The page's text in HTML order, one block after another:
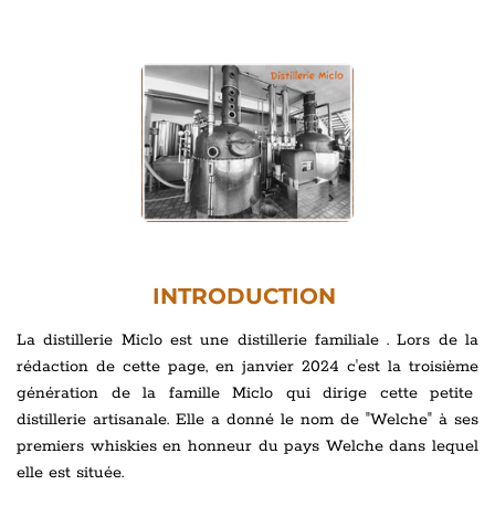
INTRODUCTION
La distillerie Miclo est une distillerie familiale . Lors de la
rédaction de cette page, en janvier 2024 c'est la troisième
génération de la famille Miclo qui dirige cette petite
distillerie artisanale. Elle a donné le nom de "Welche" à ses
premiers whiskies en honneur du pays Welche dans lequel
elle est située.